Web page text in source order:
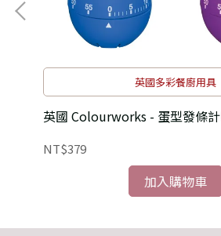
英國多彩餐廚用具
英國 Colourworks - 蛋型發條
NT$379
加入購物車